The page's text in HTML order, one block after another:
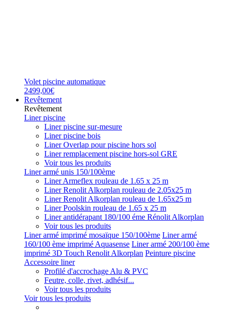
Volet piscine automatique
2499,00€
Revêtement
Revêtement
Liner piscine
Liner piscine sur-mesure
Liner piscine bois
Liner Overlap pour piscine hors sol
Liner remplacement piscine hors-sol GRE
Voir tous les produits
Liner armé unis 150/100ème
Liner Armeflex rouleau de 1.65 x 25 m
Liner Renolit Alkorplan rouleau de 2.05x25 m
Liner Renolit Alkorplan rouleau de 1.65x25 m
Liner Poolskin rouleau de 1.65 x 25 m
Liner antidérapant 180/100 éme Rénolit Alkorplan
Voir tous les produits
Liner armé imprimé mosaïque 150/100ème Liner armé
160/100 ème imprimé Aquasense Liner armé 200/100 ème
imprimé 3D Touch Renolit Alkorplan Peinture piscine
Accessoire liner
Profilé d'accrochage Alu & PVC
Feutre, colle, rivet, adhésif...
Voir tous les produits
Voir tous les produits